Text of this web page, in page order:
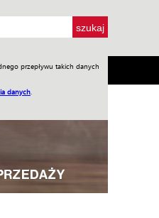
przepływu takich danych
danych
w WIW